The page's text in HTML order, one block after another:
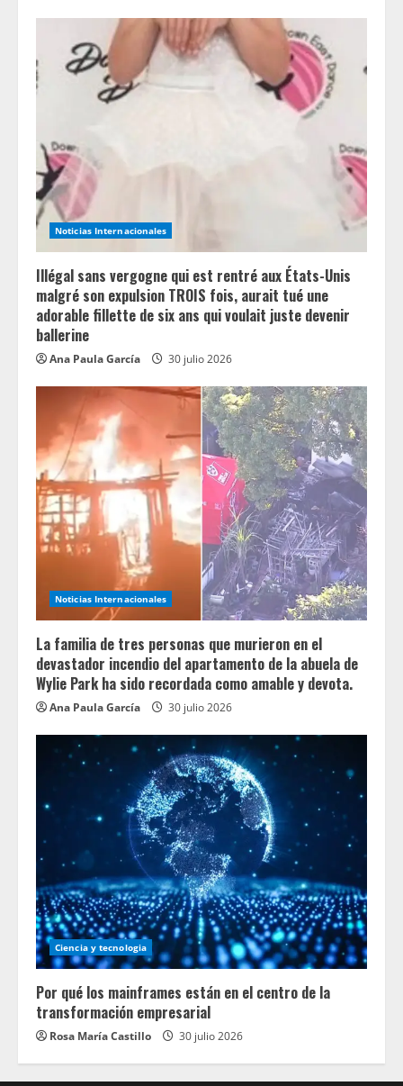
Noticias Internacionales
Illégal sans vergogne qui est rentré aux États-Unis
malgré son expulsion TROIS fois, aurait tué une
adorable fillette de six ans qui voulait juste devenir
ballerine
Ana Paula García 30 julio 2026
Noticias Internacionales
La familia de tres personas que murieron en el
devastador incendio del apartamento de la abuela de
Wylie Park ha sido recordada como amable y devota.
Ana Paula García 30 julio 2026
Ciencia y tecnologia
Por qué los mainframes están en el centro de la
transformación empresarial
Rosa María Castillo 30 julio 2026